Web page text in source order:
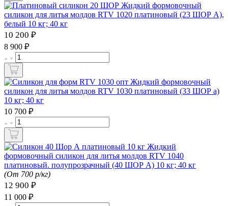
Жидкий формовочный
силикон для литья молдов RTV 1020 платиновый (23 ШОР А),
белый 10 кг; 40 кг
10 200 ₽
8 900 ₽
Жидкий формовочный
силикон для литья молдов RTV 1030 платиновый (33 ШОР а)
10 кг; 40 кг
10 700 ₽
Жидкий
формовочный силикон для литья молдов RTV 1040
платиновый. полупрозрачный (40 ШОР А) 10 кг; 40 кг
(От 700 р/кг)
12 900 ₽
11 000 ₽